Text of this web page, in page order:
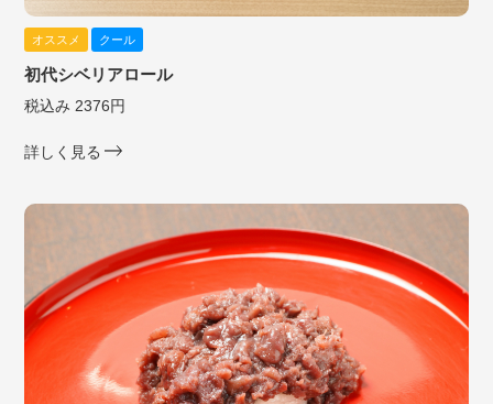
オススメ クール
初代シベリアロール
税込み 2376円
詳しく見る